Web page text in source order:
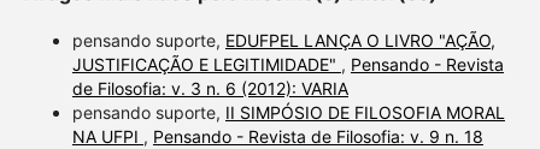
pensando suporte, EDUFPEL LANÇA O LIVRO "AÇÃO,
JUSTIFICAÇÃO E LEGITIMIDADE" , Pensando - Revista
de Filosofia: v. 3 n. 6 (2012): VARIA
pensando suporte, II SIMPÓSIO DE FILOSOFIA MORAL
NA UFPI , Pensando - Revista de Filosofia: v. 9 n. 18